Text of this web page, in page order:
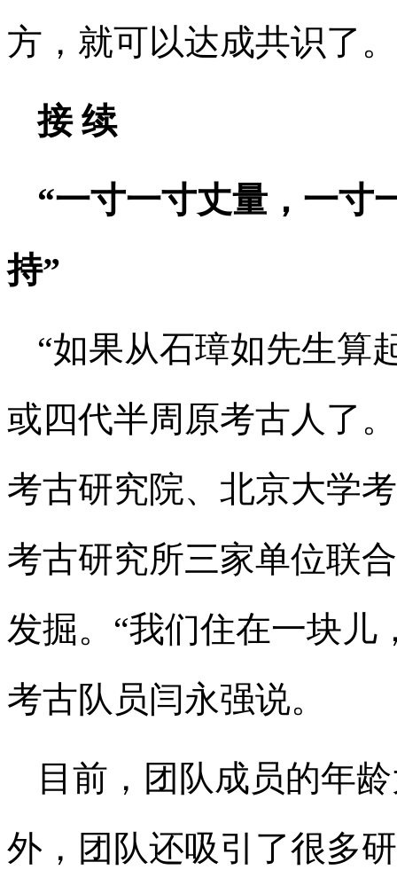
方，就可以达成共识了
接 续
“一寸一寸丈量，一寸
持”
“如果从石璋如先生算
或四代半周原考古人了
考古研究院、北京大学
考古研究所三家单位联
发掘。“我们住在一块儿
考古队员闫永强说。
目前，团队成员的年
外，团队还吸引了很多